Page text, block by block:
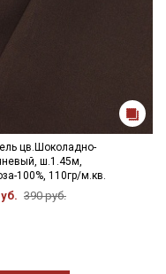
цв.Шоколадно-
ш.1.45м,
100%, 110гр/м.кв.
390 руб.